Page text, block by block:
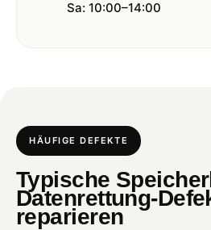
Sa: 10:00–14:00
HÄUFIGE DEFEKTE
Typische
Datenrettung-
reparieren